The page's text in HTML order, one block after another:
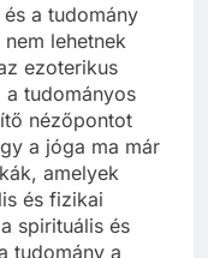
a tudomány
lehetnek
ezoterikus
tudományos
nézőpontot
a jóga ma már
amelyek
és fizikai
spirituális és
tudomány a